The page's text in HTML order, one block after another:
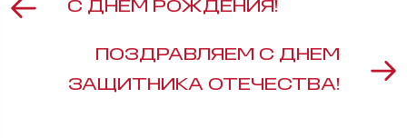
С ДНЁМ РОЖДЕНИЯ!
ПОЗДРАВЛЯЕМ С ДНЕМ
ЗАЩИТНИКА ОТЕЧЕСТВА!